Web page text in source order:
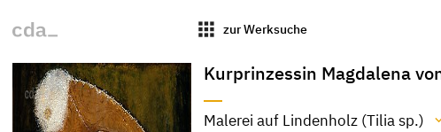
apps zur Werksuche
Kurprinzessin Magdalena
Malerei auf Lindenholz (Tilia sp.)